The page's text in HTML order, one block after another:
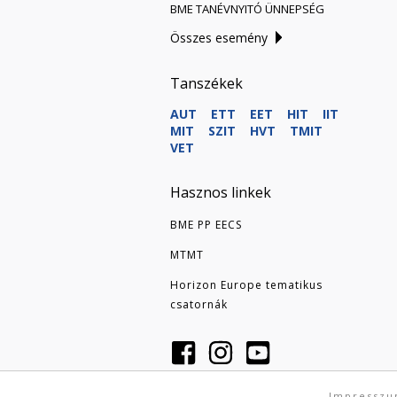
BME TANÉVNYITÓ ÜNNEPSÉG
Összes esemény
Tanszékek
AUT ETT EET HIT
IIT
MIT
SZIT HVT
TMIT
VET
Hasznos linkek
BME PP EECS
MTMT
Horizon Europe tematikus
csatornák